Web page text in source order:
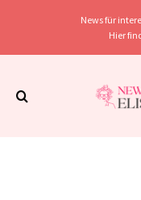
News für
Hier